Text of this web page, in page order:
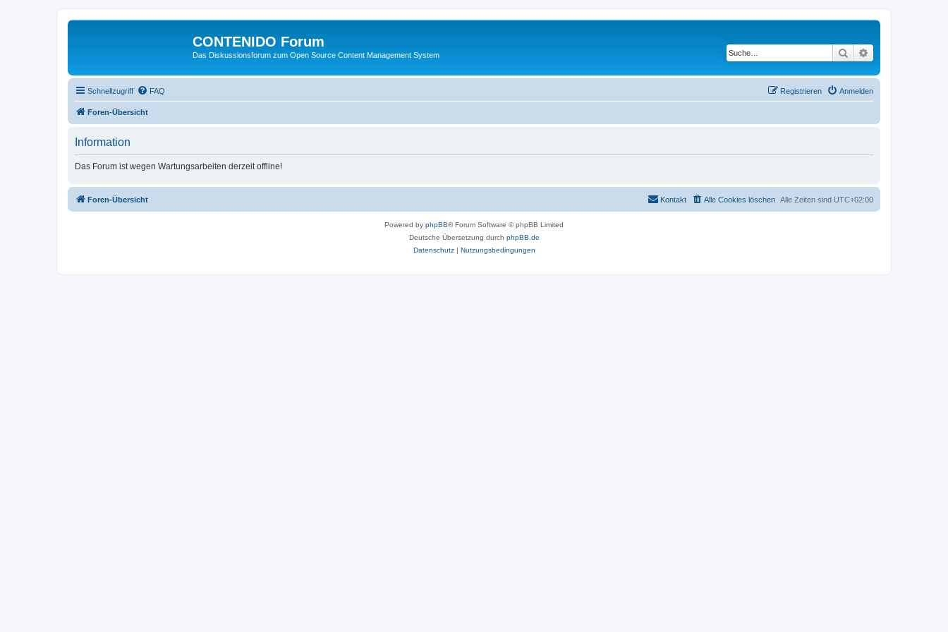
CONTENIDO Forum
Das Diskussionsforum zum Open Source Content Management System Suche
Schnellzugriff FAQ Anmelden
Registrieren
Foren-Übersicht
Information
Das Forum ist wegen Wartungsarbeiten derzeit offline!
Foren-Übersicht Alle Zeiten sind UTC+02:00
Alle Cookies löschen
Kontakt
Powered by phpBB® Forum Software © phpBB Limited
Deutsche Übersetzung durch phpBB.de
Datenschutz| Nutzungsbedingungen